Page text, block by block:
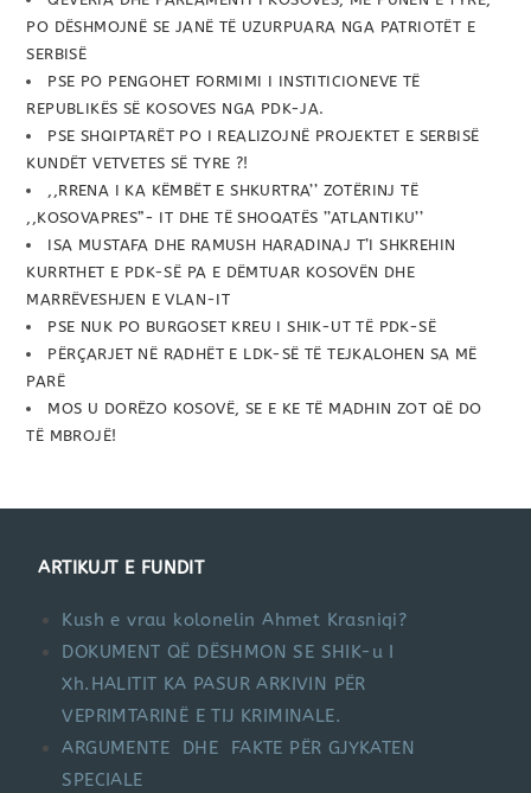
PO DËSHMOJNË SE JANË TË UZURPUARA NGA PATRIOTËT E
SERBISË
PSE PO PENGOHET FORMIMI I INSTITICIONEVE TË
REPUBLIKËS SË KOSOVES NGA PDK-JA.
PSE SHQIPTARËT PO I REALIZOJNË PROJEKTET E SERBISË
KUNDËT VETVETES SË TYRE ?!
,,RRENA I KA KËMBËT E SHKURTRA’’ ZOTËRINJ TË
,,KOSOVAPRES”- IT DHE TË SHOQATËS ’’ATLANTIKU’’
ISA MUSTAFA DHE RAMUSH HARADINAJ T’I SHKREHIN
KURRTHET E PDK-SË PA E DËMTUAR KOSOVËN DHE
MARRËVESHJEN E VLAN-IT
PSE NUK PO BURGOSET KREU I SHIK-UT TË PDK-SË
PËRÇARJET NË RADHËT E LDK-SË TË TEJKALOHEN SA MË
PARË
MOS U DORËZO KOSOVË, SE E KE TË MADHIN ZOT QË DO
TË MBROJË!
ARTIKUJT E FUNDIT
Kush e vrau kolonelin Ahmet Krasniqi?
DOKUMENT QË DËSHMON SE SHIK-u I
Xh.HALITIT KA PASUR ARKIVIN PËR
VEPRIMTARINË E TIJ KRIMINALE.
ARGUMENTE DHE FAKTE PËR GJYKATEN
SPECIALE